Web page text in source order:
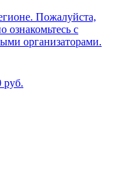
Пожалуйста,
ознакомьтесь с
организаторами.
руб.